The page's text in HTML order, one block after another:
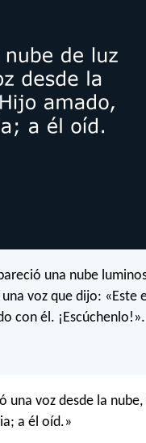
una nube
voz que dijo: «Este
con él. ¡Escúchenlo!».
una voz desde la nube,
a él oíd.»